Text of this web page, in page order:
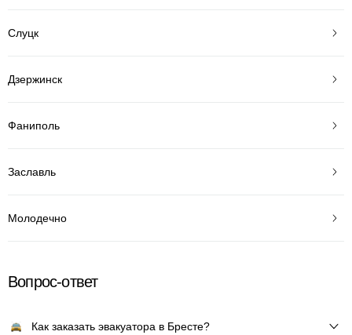
Слуцк
Дзержинск
Фаниполь
Заславль
Молодечно
Вопрос-ответ
Как заказать эвакуатора в Бресте?